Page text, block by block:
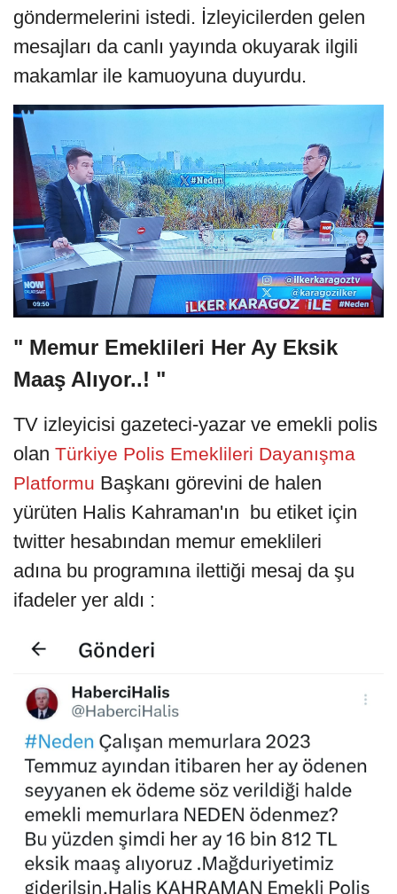
göndermelerini istedi. İzleyicilerden gelen
mesajları da canlı yayında okuyarak ilgili
makamlar ile kamuoyuna duyurdu.
" Memur Emeklileri Her Ay Eksik
Maaş Alıyor..! "
TV izleyicisi gazeteci-yazar ve emekli polis
olan Türkiye Polis Emeklileri Dayanışma
Platformu Başkanı görevini de halen
yürüten Halis Kahraman'ın bu etiket için
twitter hesabından memur emeklileri
adına bu programına ilettiği mesaj da şu
ifadeler yer aldı :